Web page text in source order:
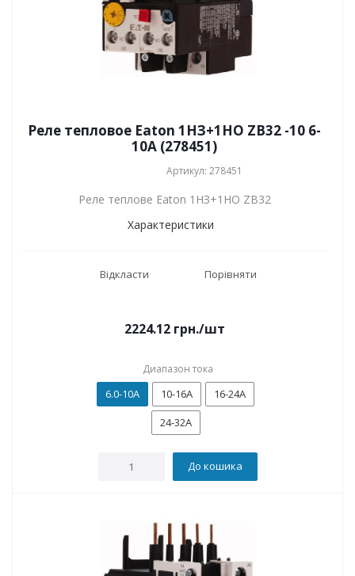
Реле тепловое Eaton 1НЗ+1НО ZB32 -10 6-
10А (278451)
Артикул: 278451
Реле теплове Eaton 1НЗ+1НО ZB32
Характеристики
Відкласти Порівняти
2224.12 грн./шт
Диапазон тока
6.0-10A 10-16A
16-24A
24-32A
До кошика